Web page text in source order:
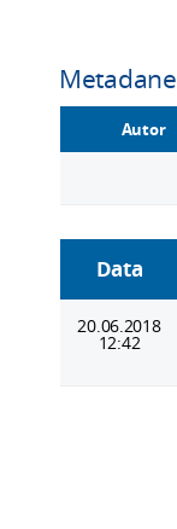
Metadane
Autor
Data
20.06.2018
12:42